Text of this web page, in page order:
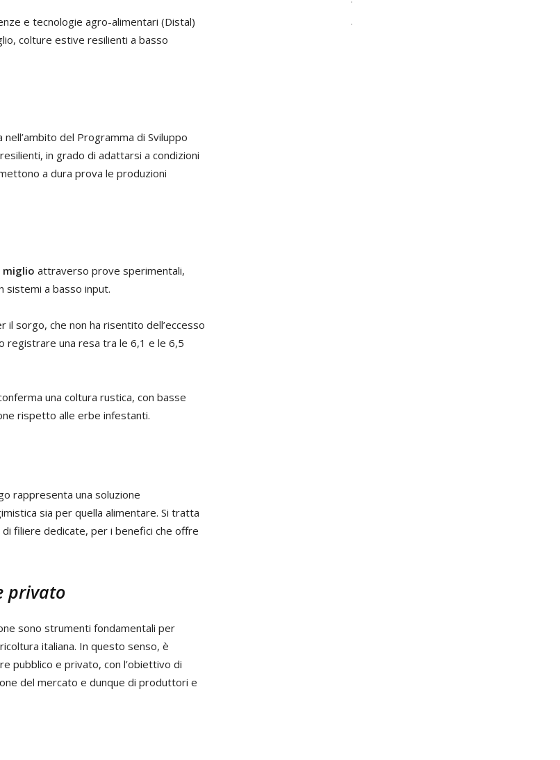
e tecnologie agro-alimentari (Distal)
colture estive resilienti a basso
del Programma di Sviluppo
in grado di adattarsi a condizioni
a dura prova le produzioni
miglio attraverso prove sperimentali,
sistemi a basso input.
sorgo, che non ha risentito dell’eccesso
registrare una resa tra le 6,1 e le 6,5
una coltura rustica, con basse
rispetto alle erbe infestanti.
rappresenta una soluzione
sia per quella alimentare. Si tratta
filiere dedicate, per i benefici che offre
privato
sono strumenti fondamentali per
italiana. In questo senso, è
pubblico e privato, con l’obiettivo di
del mercato e dunque di produttori e